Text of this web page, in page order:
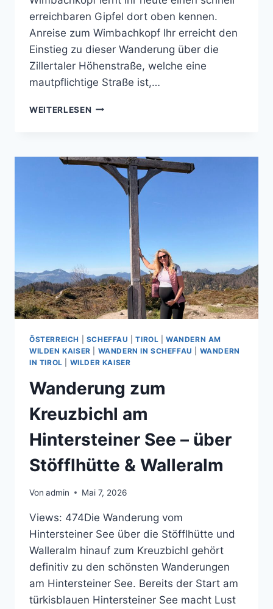
erreichbaren Gipfel dort oben kennen.
Anreise zum Wimbachkopf Ihr erreicht den
Einstieg zu dieser Wanderung über die
Zillertaler Höhenstraße, welche eine
mautpflichtige Straße ist,…
WEITERLESEN WANDERUNG
DER
ZILLERTALER
HÖHENSTRASSE
ÖSTERREICH SCHEFFAU |TIROL |WANDERN AM
WILDEN KAISER
WANDERN IN SCHEFFAU
WANDERN
IN TIROL
WILDER KAISER
Wanderung zum
Kreuzbichl am
Hintersteiner See – über
Stöfflhütte & Walleralm
Von admin Mai 7, 2026
Views: 474Die Wanderung vom
Hintersteiner See über die Stöfflhütte und
Walleralm hinauf zum Kreuzbichl gehört
definitiv zu den schönsten Wanderungen
am Hintersteiner See. Bereits der Start am
türkisblauen Hintersteiner See macht Lust